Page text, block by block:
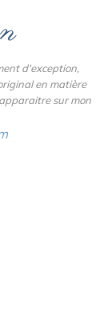
d'exception,
en matière
sur mon